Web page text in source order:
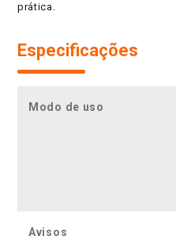
prática.
Especificações
Modo de uso
Avisos